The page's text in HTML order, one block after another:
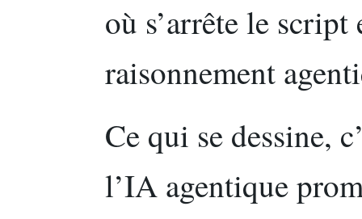
où s’arrête le
raisonnement
Ce qui se dessine,
l’IA agentique